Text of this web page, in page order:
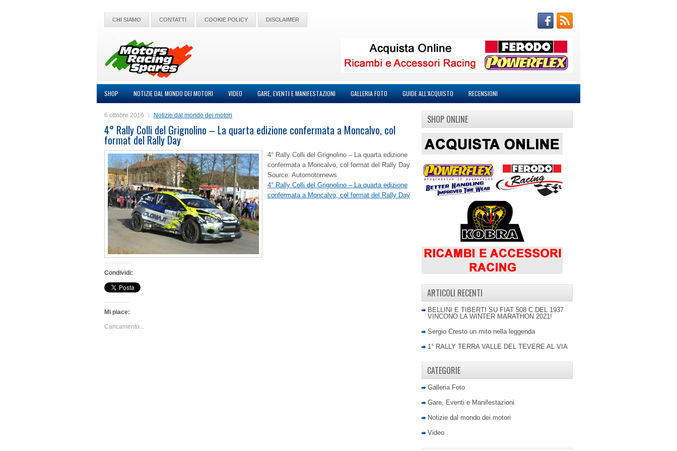
CHI SIAMO CONTATTI COOKIE POLICY DISCLAIMER
SHOP NOTIZIE DAL MONDO DEI MOTORI VIDEO GARE, EVENTI E MANIFESTAZIONI GALLERIA FOTO GUIDE ALL’ACQUISTO RECENSIONI
6 ottobre 2016 Notizie dal mondo dei motori
4° Rally Colli del Grignolino – La quarta edizione confermata a Moncalvo, col
format del Rally Day
4° Rally Colli del Grignolino – La quarta edizione
confermata a Moncalvo, col format del Rally Day
Source: Automotornews
4° Rally Colli del Grignolino – La quarta edizione
confermata a Moncalvo, col format del Rally Day
Condividi:
Mi piace:
Caricamento...
SHOP ONLINE
ARTICOLI RECENTI
BELLINI E TIBERTI SU FIAT 508 C DEL 1937
VINCONO LA WINTER MARATHON 2021!
Sergio Cresto un mito nella leggenda
1° RALLY TERRA VALLE DEL TEVERE AL VIA
CATEGORIE
Galleria Foto
Gare, Eventi e Manifestazioni
Notizie dal mondo dei motori
Video